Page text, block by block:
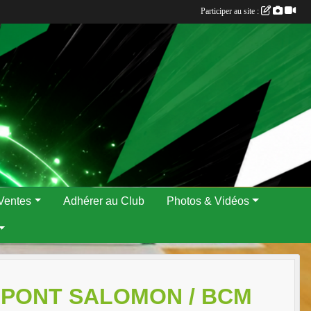
Adhérer au Club Photos & Vidéos
SALOMON / BCM
Participer au site :